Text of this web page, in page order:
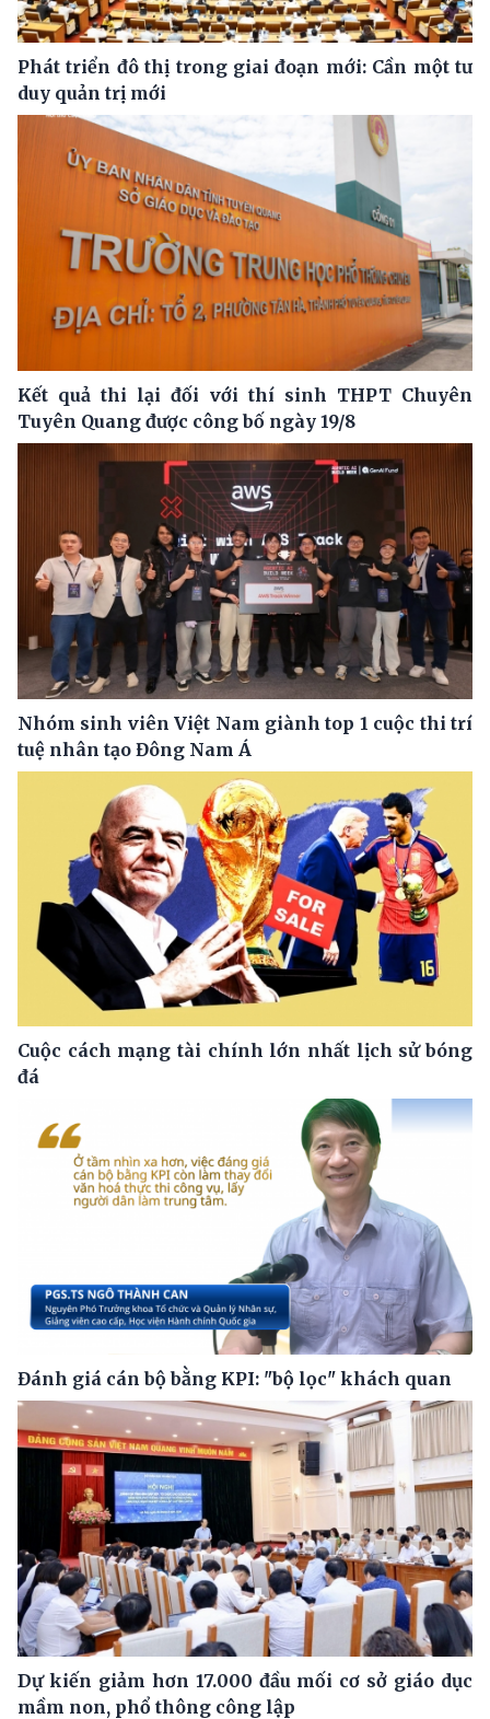
Phát triển đô thị trong giai đoạn mới: Cần một tư
duy quản trị mới
Kết quả thi lại đối với thí sinh THPT Chuyên
Tuyên Quang được công bố ngày 19/8
Nhóm sinh viên Việt Nam giành top 1 cuộc thi trí
tuệ nhân tạo Đông Nam Á
Cuộc cách mạng tài chính lớn nhất lịch sử bóng
đá
Đánh giá cán bộ bằng KPI: "bộ lọc" khách quan
Dự kiến giảm hơn 17.000 đầu mối cơ sở giáo dục
mầm non, phổ thông công lập